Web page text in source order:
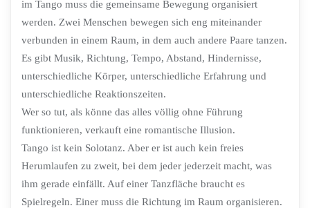
im Tango muss die gemeinsame Bewegung organisiert
werden. Zwei Menschen bewegen sich eng miteinander
verbunden in einem Raum, in dem auch andere Paare tanzen.
Es gibt Musik, Richtung, Tempo, Abstand, Hindernisse,
unterschiedliche Körper, unterschiedliche Erfahrung und
unterschiedliche Reaktionszeiten.
Wer so tut, als könne das alles völlig ohne Führung
funktionieren, verkauft eine romantische Illusion.
Tango ist kein Solotanz. Aber er ist auch kein freies
Herumlaufen zu zweit, bei dem jeder jederzeit macht, was
ihm gerade einfällt. Auf einer Tanzfläche braucht es
Spielregeln. Einer muss die Richtung im Raum organisieren.